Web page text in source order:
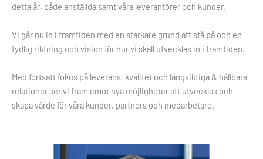
detta år, både anställda samt våra leverantörer och kunder.
Vi går nu in i framtiden med en starkare grund att stå på och en
tydlig riktning och vision för hur vi skall utvecklas in i framtiden.
Med fortsatt fokus på leverans, kvalitet och långsiktiga & hållbara
relationer ser vi fram emot nya möjligheter att utvecklas och
skapa värde för våra kunder, partners och medarbetare.